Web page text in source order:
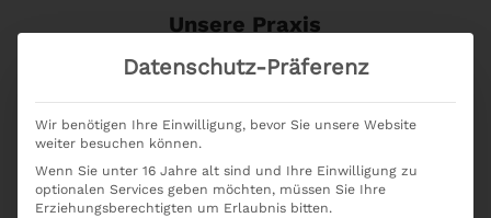
Unsere Praxis
Promenadeplatz 10
80333 München
Deutschland
Datenschutz-Präferenz
Wir benötigen Ihre Einwilligung, bevor Sie unsere Website
weiter besuchen können.
Wenn Sie unter 16 Jahre alt sind und Ihre Einwilligung zu
optionalen Services geben möchten, müssen Sie Ihre
Erziehungsberechtigten um Erlaubnis bitten.